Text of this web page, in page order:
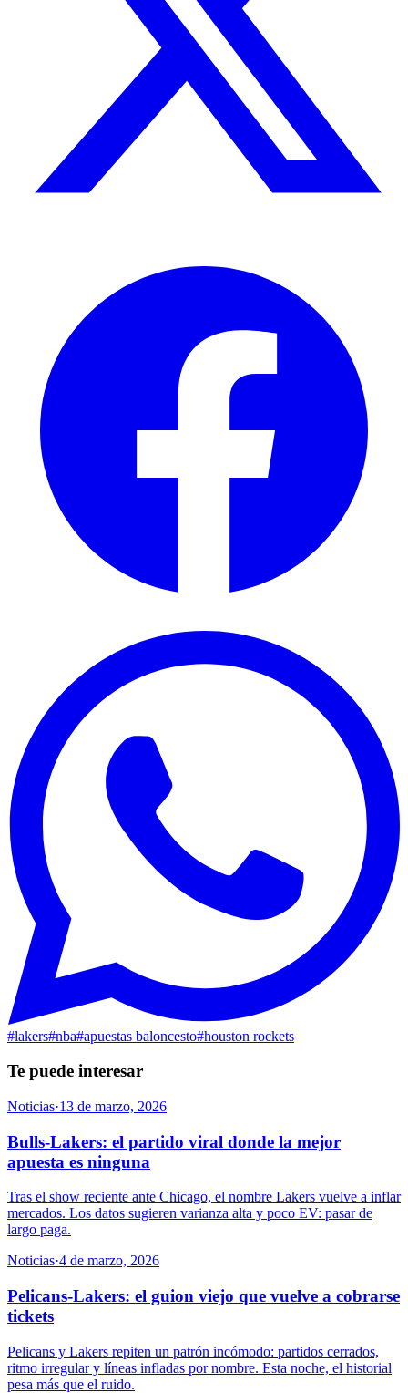
#lakers#nba#apuestas baloncesto#houston rockets
Te puede interesar
Noticias·13 de marzo, 2026
Bulls-Lakers: el partido viral donde la mejor
apuesta es ninguna
Tras el show reciente ante Chicago, el nombre Lakers vuelve a inflar
mercados. Los datos sugieren varianza alta y poco EV: pasar de
largo paga.
Noticias·4 de marzo, 2026
Pelicans-Lakers: el guion viejo que vuelve a cobrarse
tickets
Pelicans y Lakers repiten un patrón incómodo: partidos cerrados,
ritmo irregular y líneas infladas por nombre. Esta noche, el historial
pesa más que el ruido.